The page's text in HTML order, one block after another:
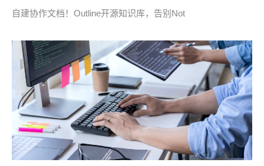
自建协作文档！Outline开源知识库，告别Not